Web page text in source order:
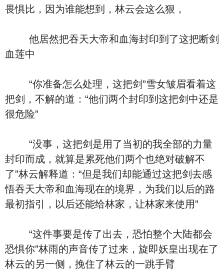
畏惧比，因为谁能想到，林云会这么狠，
他居然把吞天大帝和血海封印到了这把断剑
血莲中
“你准备怎么处理，这把剑”雪女皱眉看着这
把剑，不解的道：“他们两个封印到这把剑中还是
很危险”
“没事，这把剑是用了当初的我全部的力量
封印而成，就算是累死他们两个也绝对破解不
了”林云解释道：“但是我们却能通过这把剑去感
悟吞天大帝和血海现在的境界，为我们以后的路
最初指引，以后还能给林家，让林家来使用”
“这件事要是传了出去，恐怕整个大陆都会
恐惧你”林雨的声音传了过来，旋即妖皇出现在了
林云的另一侧，挽住了林云的一跳手臂